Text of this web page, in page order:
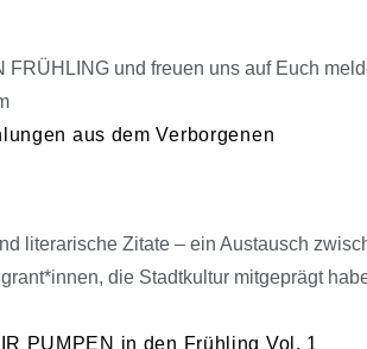
FRÜHLING und freuen uns auf Euch
aus dem Verborgenen
literarische Zitate – ein Austausch
die Stadtkultur mitgeprägt
PUMPEN in den Frühling Vol. 1